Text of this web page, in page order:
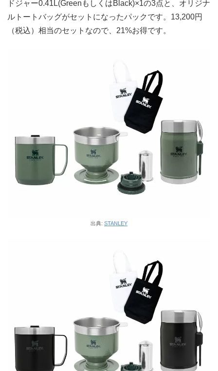
ドジャー0.41L(GreenもしくはBlack)×1の3点と、オリジナ
ルトートバッグがセットになったパックです。13,200円
（税込）相当のセットなので、21%お得です。
出典: STANLEY